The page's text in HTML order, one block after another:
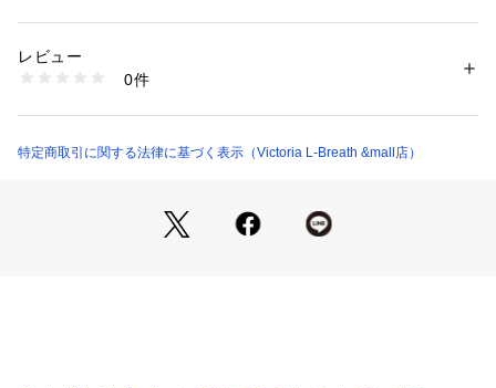
【商品の購入にあたっての注意事項】
※ブラウザやお使いのモニター環境により、掲載画像と実際の
予告なく変更することがあります。あらかじめご了承くださ
い。グリベル GRIVEL エルブレス ヴィクトリア ビクトリア Vi
ッズ
1540300148420
レビュー
0件
特定商取引に関する法律に基づく表示（Victoria L-Breath &mall店）